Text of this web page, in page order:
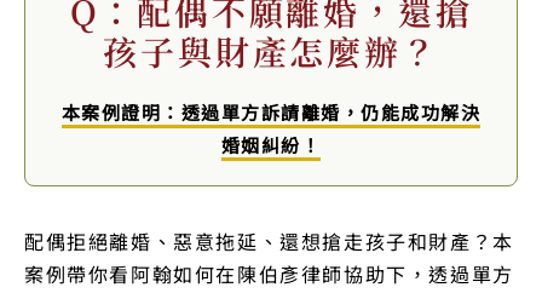
Q：配偶不願離婚，還搶
孩子與財產怎麼辦？
本案例證明：透過單方訴請離婚，仍能成功解決
婚姻糾紛！
配偶拒絕離婚、惡意拖延、還想搶走孩子和財產？本
案例帶你看阿翰如何在陳伯彥律師協助下，透過單方